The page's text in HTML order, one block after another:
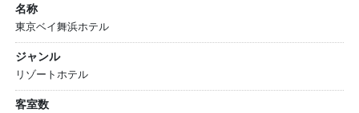
名称
東京ベイ舞浜ホテル
ジャンル
リゾートホテル
客室数